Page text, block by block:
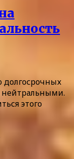
долгосрочных
нейтральными.
этого